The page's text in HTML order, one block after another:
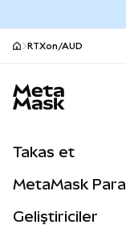
RTXon/AUD
Takas et
MetaMask Para
Geliştiriciler